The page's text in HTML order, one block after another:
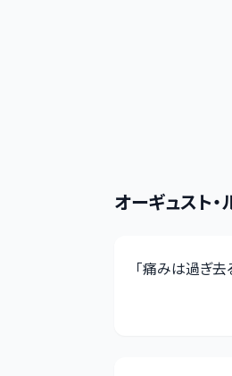
オーギュスト・
「痛みは過ぎ去